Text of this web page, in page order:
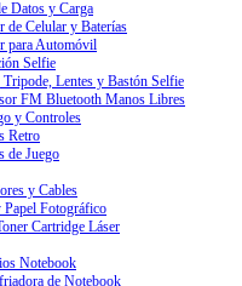
Datos y Carga
de Celular y Baterías
para Automóvil
Selfie
Tripode, Lentes y Bastón Selfie
FM Bluetooth Manos Libres
y Controles
Retro
de Juego
y Cables
Papel Fotográfico
Cartridge Láser
Notebook
de Notebook